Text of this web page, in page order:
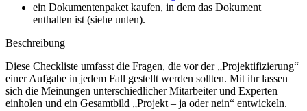
ein Dokumentenpaket kaufen, in dem das Dokument
enthalten ist (siehe unten).
Beschreibung
Diese Checkliste umfasst die Fragen, die vor der „Projektifizierung“
einer Aufgabe in jedem Fall gestellt werden sollten. Mit ihr lassen
sich die Meinungen unterschiedlicher Mitarbeiter und Experten
einholen und ein Gesamtbild „Projekt – ja oder nein“ entwickeln.